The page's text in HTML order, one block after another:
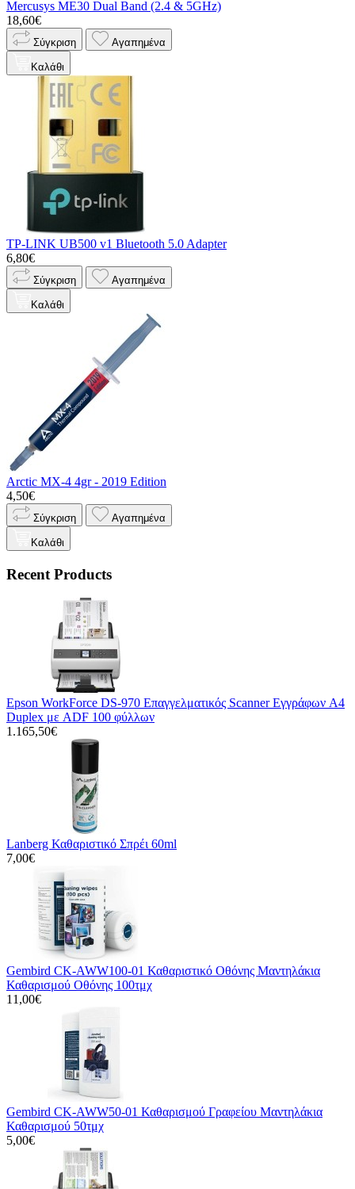
Mercusys ME30 Dual Band (2.4 & 5GHz)
18,60€
Σύγκριση Αγαπημένα
Καλάθι
TP-LINK UB500 v1 Bluetooth 5.0 Adapter
6,80€
Σύγκριση Αγαπημένα
Καλάθι
Arctic MX-4 4gr - 2019 Edition
4,50€
Σύγκριση Αγαπημένα
Καλάθι
Recent Products
Epson WorkForce DS-970 Επαγγελματικός Scanner Εγγράφων A4
Duplex με ADF 100 φύλλων
1.165,50€
Lanberg Καθαριστικό Σπρέι 60ml
7,00€
Gembird CK-AWW100-01 Καθαριστικό Οθόνης Μαντηλάκια
Καθαρισμού Οθόνης 100τμχ
11,00€
Gembird CK-AWW50-01 Καθαρισμού Γραφείου Μαντηλάκια
Καθαρισμού 50τμχ
5,00€